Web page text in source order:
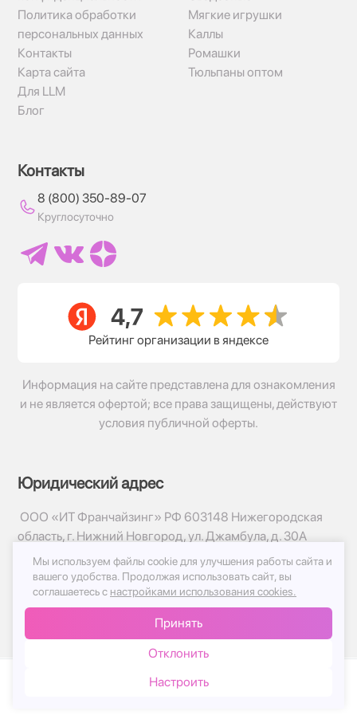
Политика обработки
персональных данных
Контакты
Карта сайта
Для LLM
Блог
Мягкие игрушки
Каллы
Ромашки
Тюльпаны оптом
Контакты
8 (800) 350-89-07
Круглосуточно
Рейтинг организации в яндексе
Информация на сайте представлена для ознакомления
и не является офертой; все права защищены, действуют
условия публичной оферты.
Юридический адрес
ООО «ИТ Франчайзинг» РФ 603148 Нижегородская
область, г. Нижний Новгород, ул. Джамбула, д. 30А
© 2017-2026г, База Цветов 24.ру
Политика конфиденциальности
Публичная оферта
Мы используем файлы cookie для улучшения работы сайта и
вашего удобства. Продолжая использовать сайт, вы
соглашаетесь с настройками использования cookies.
Принять
Отклонить
Настроить